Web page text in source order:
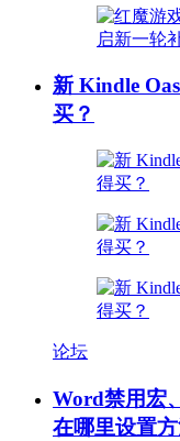
新 Kindle
买？
论坛
Word禁用宏
在哪里设置方